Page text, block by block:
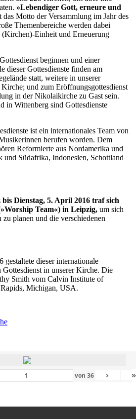
»Lebendiger Gott, erneure und
das Motto der Versammlung im Jahr des
Themenbereiche werden dabei
Einheit und Erneuerung
beginnen und einer
dieser Gottesdienste finden am
statt, weitere in unserer
und zum Eröffnungsgottesdienst
in der Nikolaikirche zu Gast sein.
in Wittenberg sind Gottesdienste
ist ein internationales Team von
berufen worden. Dem
Reformierte aus Nordamerika und
Südafrika, Indonesien, Schottland
Dienstag, 5. April 2016 traf sich
Team«) in Leipzig, um sich
planen und die verschiedenen
dieser internationale
Gottesdienst in unserer Kirche. Die
Smith vom Calvin Institute of
Michigan, USA.
von 36 › »